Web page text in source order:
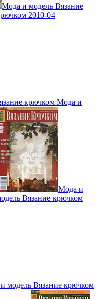
Мода и модель Вязание
2010-04
крючком Мода и
Мода и
Вязание крючком
модель Вязание крючком